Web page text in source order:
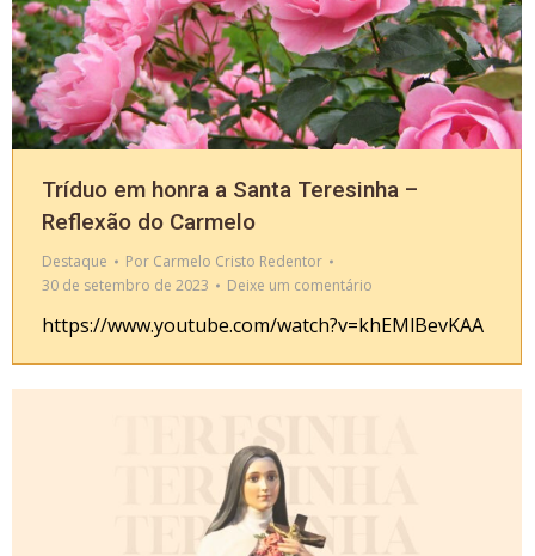
Tríduo em honra a Santa Teresinha –
Reflexão do Carmelo
Destaque Por Carmelo Cristo Redentor
30 de setembro de 2023
Deixe um comentário
https://www.youtube.com/watch?v=khEMlBevKAA